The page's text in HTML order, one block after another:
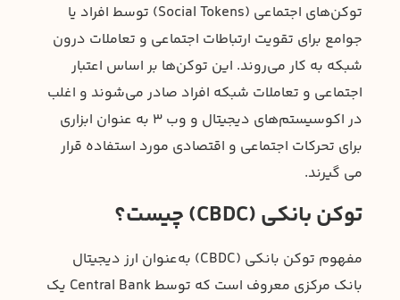
توکن‌های اجتماعی (Social Tokens) توسط افراد یا
جوامع برای تقویت ارتباطات اجتماعی و تعاملات درون
شبکه به کار می‌روند. این توکن‌ها بر اساس اعتبار
اجتماعی و تعاملات شبکه افراد صادر می‌شوند و اغلب
در اکوسیستم‌های دیجیتال و وب 3 به عنوان ابزاری
برای تحرکات اجتماعی و اقتصادی مورد استفاده قرار
می گیرند.
توکن بانکی (CBDC) چیست؟
مفهوم توکن بانکی (CBDC) به‌عنوان ارز دیجیتال
بانک مرکزی معروف است که توسط Central Bank یک